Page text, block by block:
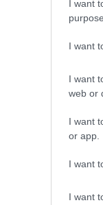
I want
I want
I want
web or
I want
or app.
I want
I want